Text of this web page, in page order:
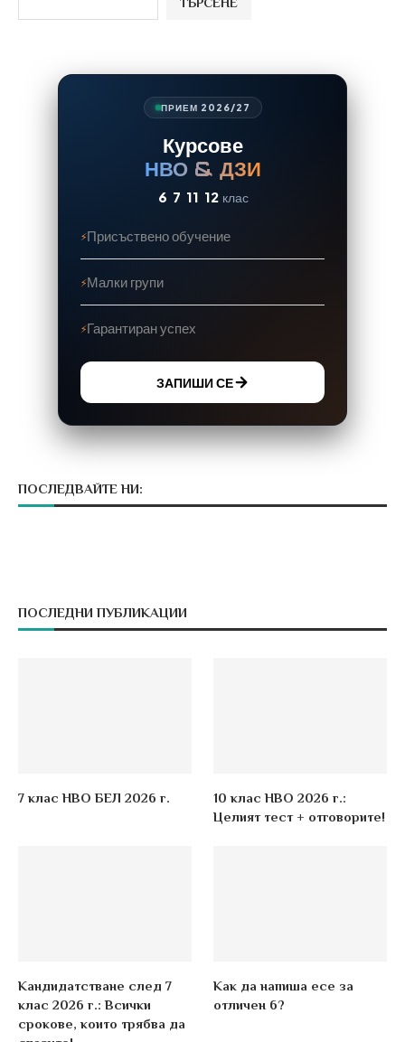
ПРИЕМ 2026/27
Курсове
НВО & ДЗИ
6 7 11 12 клас
Присъствено обучение
Малки групи
Гарантиран успех
ЗАПИШИ СЕ
ПОСЛЕДВАЙТЕ НИ:
ПОСЛЕДНИ ПУБЛИКАЦИИ
7 клас НВО БЕЛ 2026 г.
10 клас НВО 2026 г.:
Целият тест + отговорите!
Кандидатстване след 7
клас 2026 г.: Всички
срокове, които трябва да
Как да напиша есе за
отличен 6?